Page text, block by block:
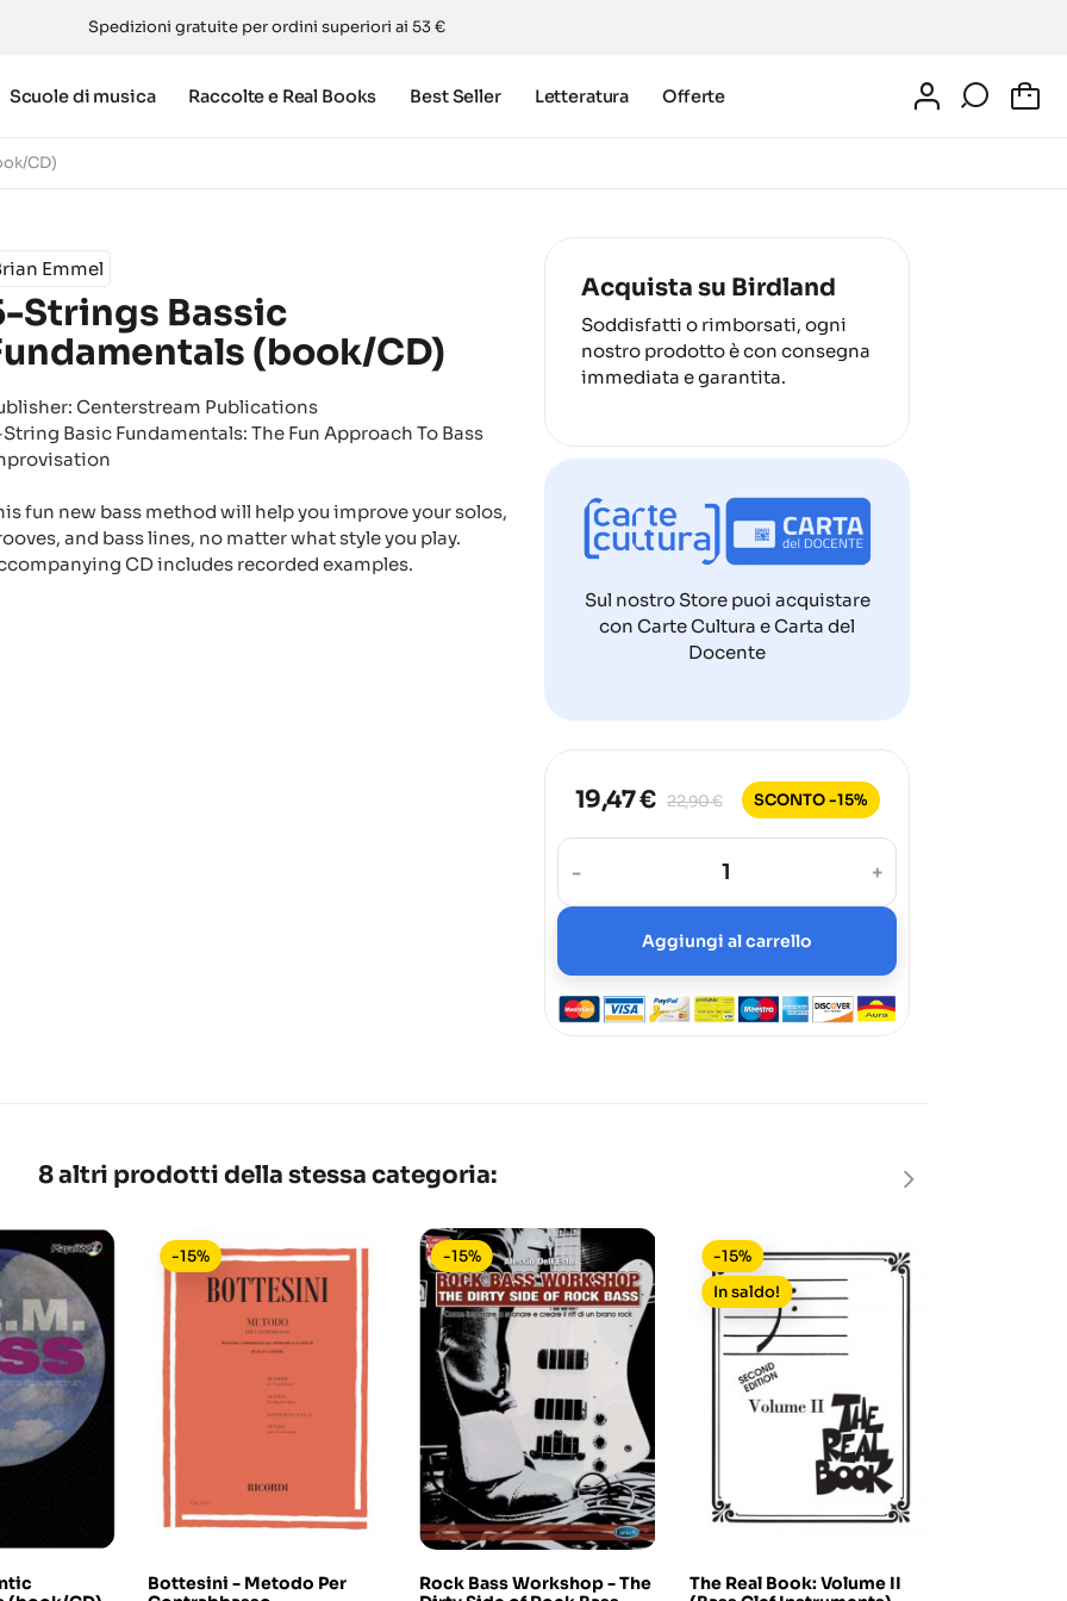
Spedizioni gratuite per ordini superiori ai 53 €
Scuole di musica Raccolte e Real Books Best Seller Letteratura Offerte
CD)
Emmel
Strings Bassic
(book/CD)
Centerstream Publications
Basic Fundamentals: The Fun Approach To Bass
fun new bass method will help you improve your solos,
and bass lines, no matter what style you play.
CD includes recorded examples.
Acquista su Birdland
Soddisfatti o rimborsati, ogni
nostro prodotto è con consegna
immediata e garantita.
Sul nostro Store puoi acquistare
con Carte Cultura e Carta del
Docente
19,47 € 22,90 € SCONTO -15%
- +
Aggiungi al carrello
8 altri prodotti della stessa categoria:
Bottesini - Metodo Per
-15%
Rock Bass Workshop - The
-15%
The Real Book: Volume II
-15%
In saldo!